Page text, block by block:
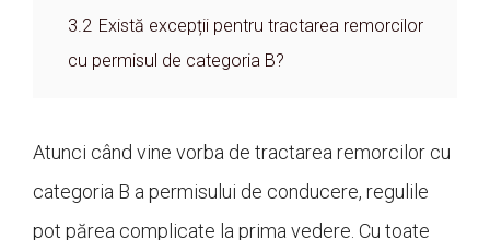
3.2 Există excepții pentru tractarea remorcilor
cu permisul de categoria B?
Atunci când vine vorba de tractarea remorcilor cu
categoria B a permisului de conducere, regulile
pot părea complicate la prima vedere. Cu toate